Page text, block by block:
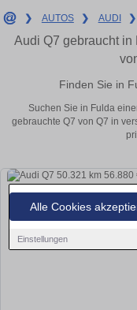
Alle Cookies
Einstellungen
❯ AUTOS ❯ AUDI ❯
Audi Q7 gebraucht in
Finden Sie in
Suchen Sie in Fulda
gebrauchte Q7 von Q7 in